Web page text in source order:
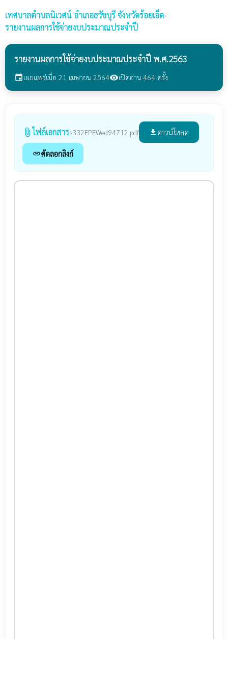
เทศบาลตำบลนิเวศน์ อำเภอธวัชบุรี จังหวัดร้อยเอ็ด›
รายงานผลการใช้จ่ายงบประมาณประจำปี
รายงานผลการใช้จ่ายงบประมาณประจำปี พ.ศ.2563
eventเผยแพร่เมื่อ 21 เมษายน 2564visibilityเปิดอ่าน 464 ครั้ง
attach_file ไฟล์เอกสารs332EPEWed94712.pdf file_download ดาวน์โหลด
linkคัดลอกลิงก์